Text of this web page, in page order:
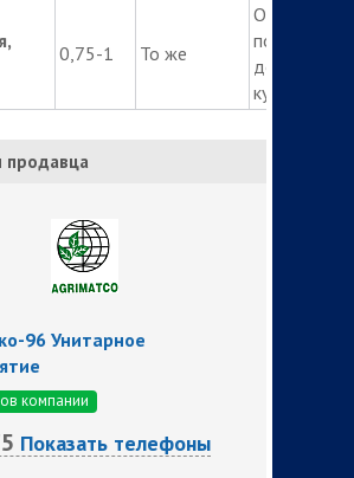
0,75-1 То же
после
до всходов
культуры
продавца
96 Унитарное
компании
Показать телефоны